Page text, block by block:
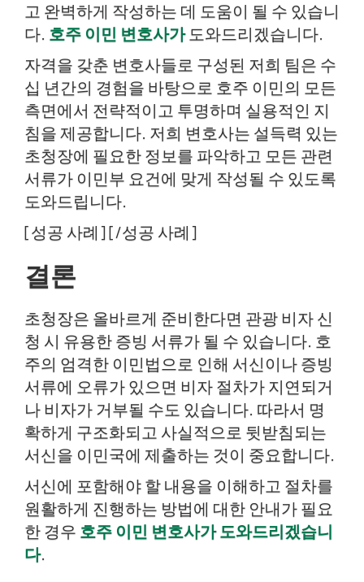
고 완벽하게 작성하는 데 도움이 될 수 있습니
다. 호주 이민 변호사가도와드리겠습니다.
자격을 갖춘 변호사들로 구성된 저희 팀은 수
십 년간의 경험을 바탕으로 호주 이민의 모든
측면에서 전략적이고 투명하며 실용적인 지
침을 제공합니다. 저희 변호사는 설득력 있는
초청장에 필요한 정보를 파악하고 모든 관련
서류가 이민부 요건에 맞게 작성될 수 있도록
도와드립니다.
[성공 사례] [/성공 사례]
결론
초청장은 올바르게 준비한다면 관광 비자 신
청 시 유용한 증빙 서류가 될 수 있습니다. 호
주의 엄격한 이민법으로 인해 서신이나 증빙
서류에 오류가 있으면 비자 절차가 지연되거
나 비자가 거부될 수도 있습니다. 따라서 명
확하게 구조화되고 사실적으로 뒷받침되는
서신을 이민국에 제출하는 것이 중요합니다.
서신에 포함해야 할 내용을 이해하고 절차를
원활하게 진행하는 방법에 대한 안내가 필요
한 경우 호주 이민 변호사가 도와드리겠습니
다.